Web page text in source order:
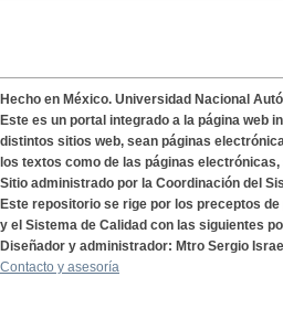
Hecho en México. Universidad Nacional
Este es un portal integrado a la página web
distintos sitios web, sean páginas
los textos como de las páginas
Sitio administrado por la Coordinación del
Este repositorio se rige por los preceptos
y el Sistema de Calidad con las siguientes
Diseñador y administrador: Mtro Sergio
Contacto y asesoría